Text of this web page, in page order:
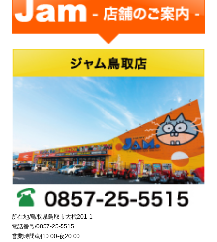
所在地/鳥取県鳥取市大杙201-1
電話番号/0857-25-5515
営業時間/朝10:00-夜20:00